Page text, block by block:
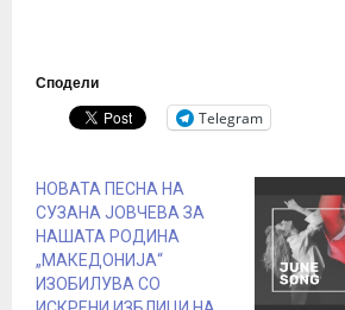
Сподели
Telegram
НОВАТА ПЕСНА НА
СУЗАНА ЈОВЧЕВА ЗА
НАШАТА РОДИНА
„МАКЕДОНИЈА“
ИЗОБИЛУВА СО